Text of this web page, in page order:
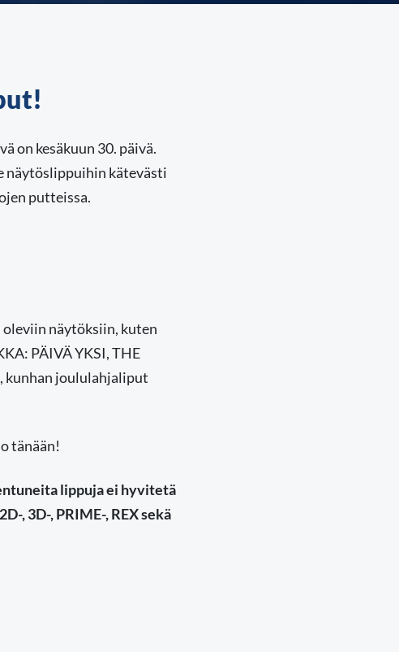
on kesäkuun 30. päivä.
näytöslippuihin kätevästi
putteissa.
näytöksiin, kuten
PÄIVÄ YKSI, THE
kunhan joululahjaliput
tänään!
lippuja ei hyvitetä
, 3D-, PRIME-, REX sekä